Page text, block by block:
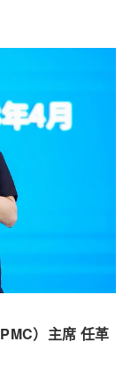
）主席 任革